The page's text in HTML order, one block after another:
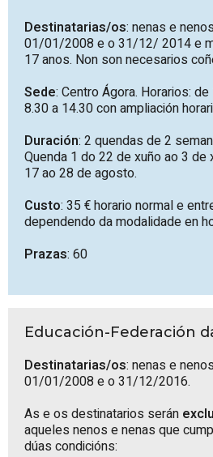
Destinatarias/os: nenas e
01/01/2008 e o 31/12/ 2014 e
17 anos. Non son necesarios
Sede: Centro Ágora. Horarios:
8.30 a 14.30 con ampliación
Duración: 2 quendas de 2
Quenda 1 do 22 de xuño ao 3 de
17 ao 28 de agosto.
Custo: 35 € horario normal e
dependendo da modalidade en
Prazas: 60
Educación-Federación
Destinatarias/os: nenas e
01/01/2008 e o 31/12/2016.
As e os destinatarios serán
aqueles nenos e nenas que
dúas condicións: